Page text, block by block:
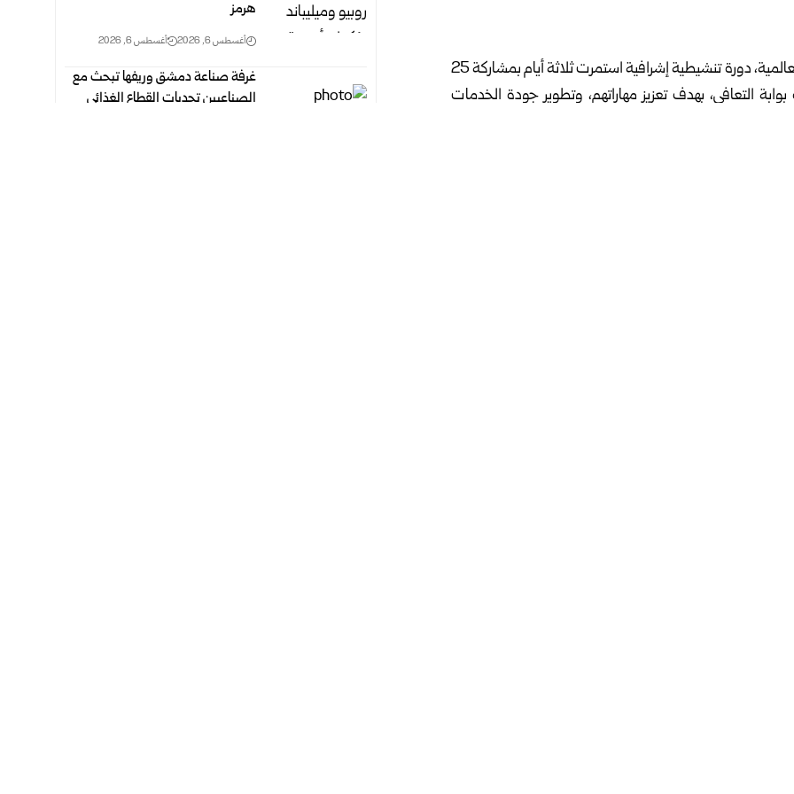
، بالتعاون مع منظمة الصحة العالمية، دورة تنشيطية إشرافية استمرت ثلاثة أيام بمشاركة 25
التعافي، بهدف تعزيز مهاراتهم، وتطوير جودة الخدمات
هرمز
أغسطس 6, 2026 أغسطس 6, 2026
غرفة صناعة دمشق وريفها تبحث مع
الصناعيين تحديات القطاع الغذائي